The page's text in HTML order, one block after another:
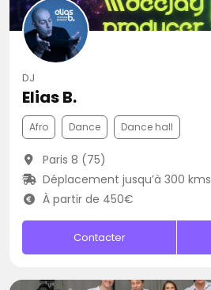
DJ
Elias B.
Afro Dance Dance hall
Paris 8 (75)
Déplacement jusqu’à 300 kms
À partir de 450€
Contacter